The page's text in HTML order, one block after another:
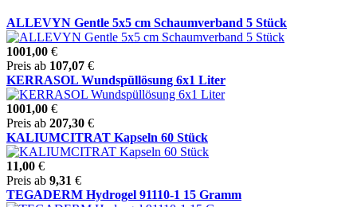
ALLEVYN Gentle 5x5 cm Schaumverband 5 Stück
1001,00 €
Preis ab 107,07 €
KERRASOL Wundspüllösung 6x1 Liter
1001,00 €
Preis ab 207,30 €
KALIUMCITRAT Kapseln 60 Stück
11,00 €
Preis ab 9,31 €
TEGADERM Hydrogel 91110-1 15 Gramm